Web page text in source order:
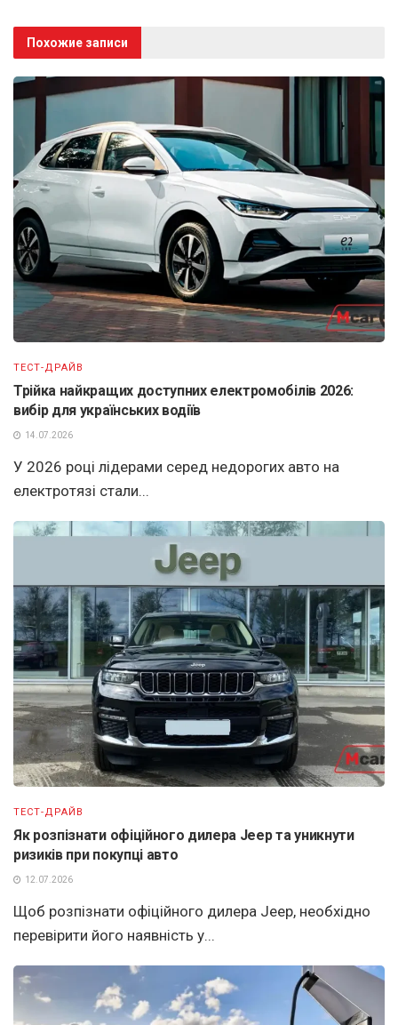
Похожие записи
ТЕСТ-ДРАЙВ
Трійка найкращих доступних електромобілів 2026:
вибір для українських водіїв
14.07.2026
У 2026 році лідерами серед недорогих авто на
електротязі стали...
ТЕСТ-ДРАЙВ
Як розпізнати офіційного дилера Jeep та уникнути
ризиків при покупці авто
12.07.2026
Щоб розпізнати офіційного дилера Jeep, необхідно
перевірити його наявність у...